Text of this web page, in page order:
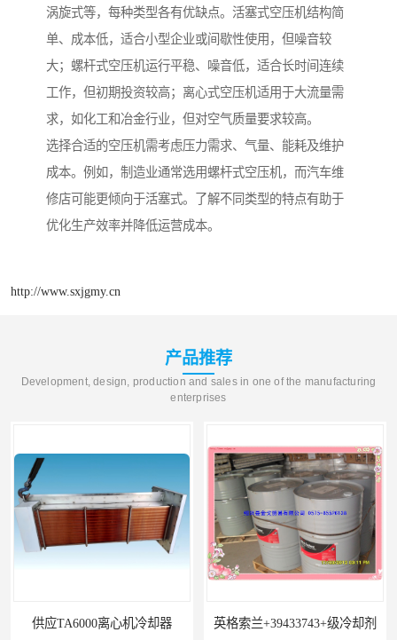
涡旋式等，每种类型各有优缺点。活塞式空压机结构简
单、成本低，适合小型企业或间歇性使用，但噪音较
大；螺杆式空压机运行平稳、噪音低，适合长时间连续
工作，但初期投资较高；离心式空压机适用于大流量需
求，如化工和冶金行业，但对空气质量要求较高。
选择合适的空压机需考虑压力需求、气量、能耗及维护
成本。例如，制造业通常选用螺杆式空压机，而汽车维
修店可能更倾向于活塞式。了解不同类型的特点有助于
优化生产效率并降低运营成本。
http://www.sxjgmy.cn
产品推荐
Development, design, production and sales in one of the manufacturing
enterprises
供应TA6000离心机冷却器 英格索兰+39433743+级冷却剂